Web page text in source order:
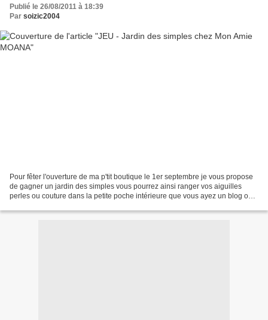
Publié le 26/08/2011 à 18:39
Par soizic2004
Pour fêter l'ouverture de ma p'tit boutique le 1er septembre je vous propose
de gagner un jardin des simples vous pourrez ainsi ranger vos aiguilles
perles ou couture dans la petite poche intérieure que vous ayez un blog ou